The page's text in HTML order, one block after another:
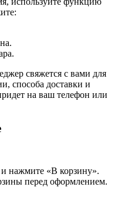
свяжется с вами для
способа доставки и
на ваш телефон или
нажмите «В корзину».
перед оформлением.